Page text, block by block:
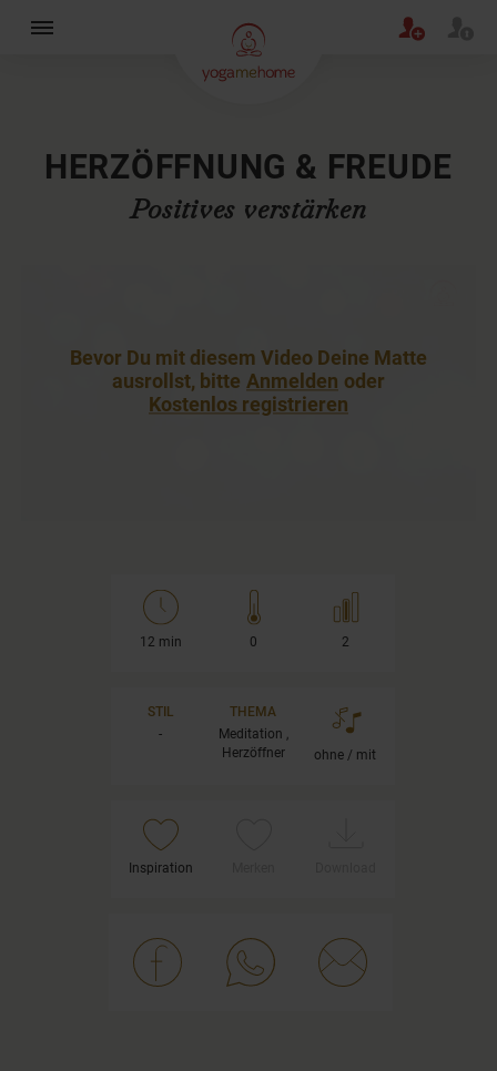
HERZÖFFNUNG & FREUDE
Positives verstärken
Bevor Du mit diesem Video Deine Matte
ausrollst, bitte Anmelden oder
Kostenlos registrieren
12 min 0 2
STIL
-
THEMA
Meditation ,
Herzöffner
ohne / mit
Inspiration